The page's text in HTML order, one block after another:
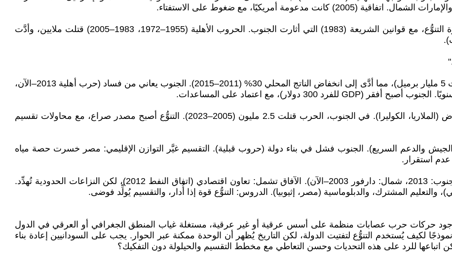
الحكومات الشمالية (الإسلامية منذ 1989) فشلت في إدارة التنوُّع، مع قوانين الشريعة (1983) التي أثارت الجنوب. الحروب الأهلية (1955–1972، 1983–2005) قتلت ملايين، وأدَّت
فقد الشمال 75% من مساحته و70% من النفط (احتياطيات 5 مليار برميل)، مما أدَّى إلى انخفاض الناتج المحلي 30% (2011–2015). الجنوب يعاني من فساد (حرب أهلية 2013–الآن،
التقسيم عزَّز النزوح (4 ملايين لاجئ في الشمال)، والأمراض (الملاريا، الكوليرا). في الجنوب، الحرب قتلت 2.5 مليون (2005–2023). التنوُّع أصبح مصدر صراع، مع محاولات تقسيم
أصبح أكثر هشاشة (ثورة 2019، حرب 2023 بين الجيش والدعم السريع). الجنوب فشل في بناء دولة (حروب قبلية). التقسيم غيَّر التوازن الإقليمي: مصر خسرت حصة مياه
التقسيم لم يحل المشكلات؛ فقد أدَّى إلى حروب داخلية (جنوب: 2013، شمال: دارفور 2003–الآن). الآفاق تشمل: تعاون اقتصادي (اتفاق النفط 2012)، لكن النزاعات الحدودية تُهدِّد.
والتعليم المشترك، والدبلوماسية (مصر، إثيوبيا). الدروس: التنوُّع قوة إذا أُدار، والتقسيم يُولِّد فوضى.
وجود حركات حرب عصابات منظمة على أسس عرقية أو غير عرقية، مستغلة غياب المنطق الجغرافي أو العرقي في الدول
لكيف يُستخدم التنوُّع لتفتيت الدولة، لكن التاريخ يُظهر أن الوحدة ممكنة عبر الحوار. يجب على السودانيين إعادة بناء
اتباعها للرد على هذه التحديات وحسن التعاطي مع مخطط التقسيم والحيلولة دون التفكيك؟